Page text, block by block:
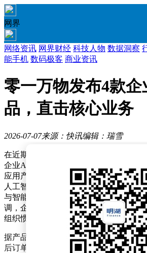
网界
网络资讯 网界财经 科技人物 数据洞察
能手机 数码极客 商业资讯
零一万物发布4款
品，直击核心业务
2026-07-07来源：快讯编辑：瑞雪
在近期举办的一场企业AI应用发布会上
企业AI决策中枢“万策AI”，并同步发布
应用产品——老板AI、投资官AI和销冠
人工智能技术深度融入企业核心业务决
与智能分析直接改善财务报表表现。创
调，企业AI转型必须由最高决策层主导
组织惯性、推动技术落地的关键因素。
据产品负责人姚璨透露，零一万物内部
后订单金额增长500%，商机转化率提